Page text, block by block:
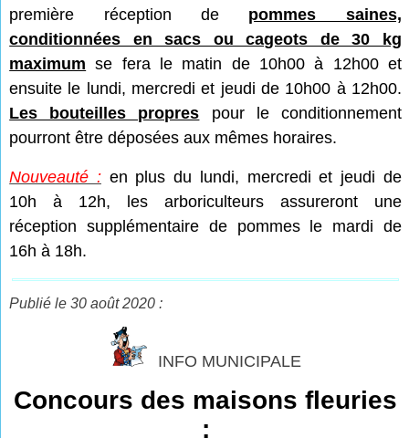
première réception de pommes saines,
conditionnées en sacs ou cageots de 30 kg
maximum se fera le matin de 10h00 à 12h00 et
ensuite le lundi, mercredi et jeudi de 10h00 à 12h00.
Les bouteilles propres pour le conditionnement
pourront être déposées aux mêmes horaires.
Nouveauté :en plus du lundi, mercredi et jeudi de
10h à 12h, les arboriculteurs assureront une
réception supplémentaire de pommes le mardi de
16h à 18h.
Publié le 30 août 2020 :
INFO MUNICIPALE
Concours des maisons fleuries
: